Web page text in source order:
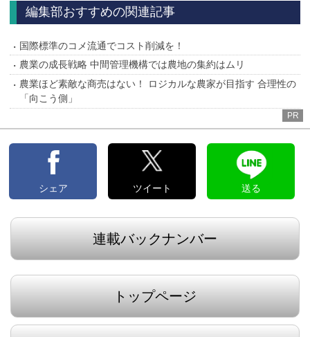
編集部おすすめの関連記事
国際標準のコメ流通でコスト削減を！
農業の成長戦略 中間管理機構では農地の集約はムリ
農業ほど素敵な商売はない！ ロジカルな農家が目指す 合理性の
「向こう側」
PR
シェア ツイート 送る
連載バックナンバー
トップページ